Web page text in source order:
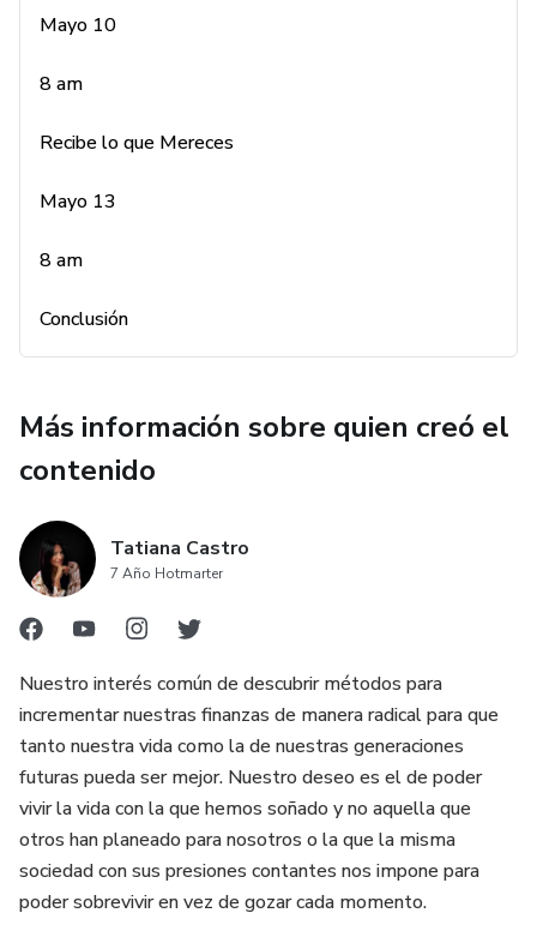
Mayo 10
8 am
Recibe lo que Mereces
Mayo 13
8 am
Conclusión
Más información sobre quien creó el
contenido
Tatiana Castro
7 Año Hotmarter
Nuestro interés común de descubrir métodos para
incrementar nuestras finanzas de manera radical para que
tanto nuestra vida como la de nuestras generaciones
futuras pueda ser mejor. Nuestro deseo es el de poder
vivir la vida con la que hemos soñado y no aquella que
otros han planeado para nosotros o la que la misma
sociedad con sus presiones contantes nos impone para
poder sobrevivir en vez de gozar cada momento.